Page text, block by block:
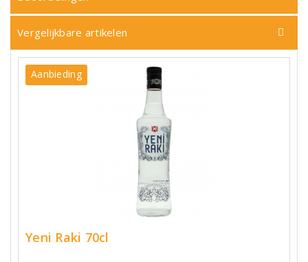
Vergelijkbare artikelen
Aanbieding
Yeni Raki 70cl